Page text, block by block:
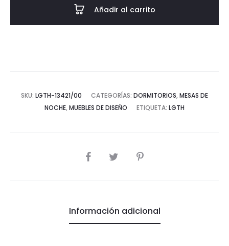
Añadir al carrito
SKU: LGTH-13421/00 CATEGORÍAS: DORMITORIOS, MESAS DE
NOCHE, MUEBLES DE DISEÑO ETIQUETA: LGTH
COMPARTIR
Información adicional